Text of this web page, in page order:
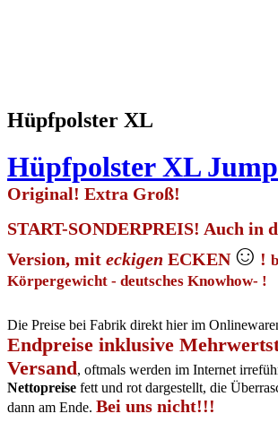
Hüpfpolster XL
Hüpfpolster XL
Original! Extra Groß!
START-SONDERPREIS! Auch in
Version, mit eckigen ECKEN☺ !
Körpergewicht - deutsches Knowhow- !
Die Preise bei Fabrik direkt hier im
Endpreise inklusive
Versand, oftmals werden im Internet
Nettopreise fett und rot dargestellt, die
dann am Ende. Bei uns nicht!!!